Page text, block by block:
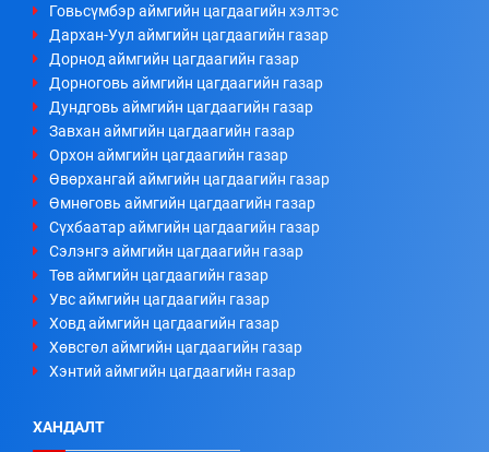
Говьсүмбэр аймгийн цагдаагийн хэлтэс
Дархан-Уул аймгийн цагдаагийн газар
Дорнод аймгийн цагдаагийн газар
Дорноговь аймгийн цагдаагийн газар
Дундговь аймгийн цагдаагийн газар
Завхан аймгийн цагдаагийн газар
Орхон аймгийн цагдаагийн газар
Өвөрхангай аймгийн цагдаагийн газар
Өмнөговь аймгийн цагдаагийн газар
Сүхбаатар аймгийн цагдаагийн газар
Сэлэнгэ аймгийн цагдаагийн газар
Төв аймгийн цагдаагийн газар
Увс аймгийн цагдаагийн газар
Ховд аймгийн цагдаагийн газар
Хөвсгөл аймгийн цагдаагийн газар
Хэнтий аймгийн цагдаагийн газар
ХАНДАЛТ